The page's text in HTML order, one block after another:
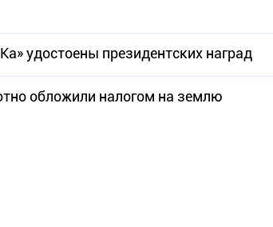
удостоены президентских наград
обложили налогом на землю